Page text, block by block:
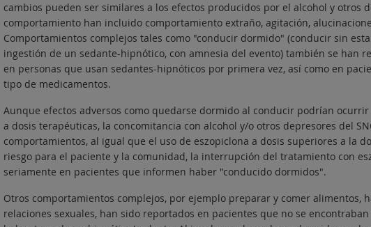
cambios pueden ser similares a los efectos producidos por el alcohol y otros
comportamiento han incluido comportamiento extraño, agitación,
Comportamientos complejos tales como "conducir dormido" (conducir sin
ingestión de un sedante-hipnótico, con amnesia del evento) también se han
en personas que usan sedantes-hipnóticos por primera vez, así como en
tipo de medicamentos.
Aunque efectos adversos como quedarse dormido al conducir podrían
a dosis terapéuticas, la concomitancia con alcohol y/o otros depresores del
comportamientos, al igual que el uso de eszopiclona a dosis superiores a la
riesgo para el paciente y la comunidad, la interrupción del tratamiento con
seriamente en pacientes que informen haber "conducido dormidos".
Otros comportamientos complejos, por ejemplo preparar y comer alimentos,
relaciones sexuales, han sido reportados en pacientes que no se